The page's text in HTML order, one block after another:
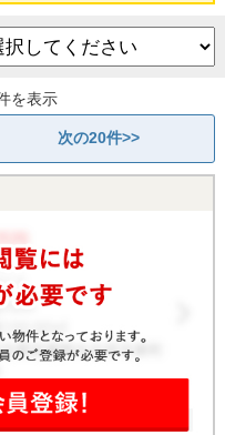
を表示
次の20件>>